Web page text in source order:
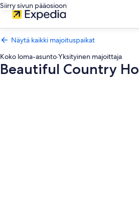
Siirry sivun pääosioon
Näytä kaikki majoituspaikat
Koko loma-asunto·Yksityinen majoittaja
Beautiful Country